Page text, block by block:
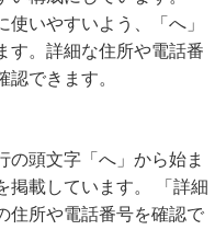
いやすいよう、「へ」
す。詳細な住所や電話番
できます。
の頭文字「へ」から始ま
掲載しています。 「詳細
住所や電話番号を確認で